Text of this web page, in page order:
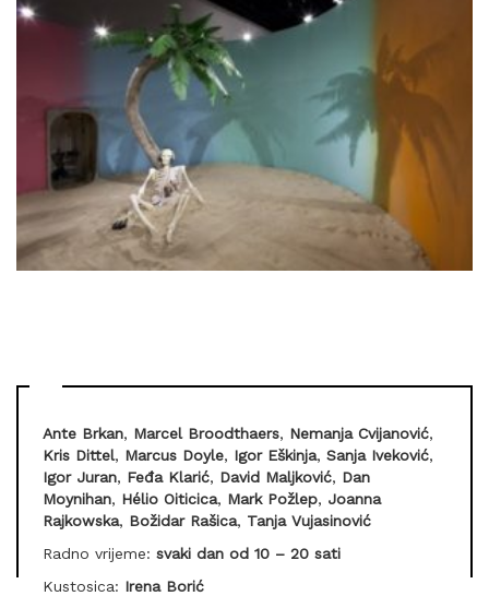
Ante Brkan, Marcel Broodthaers, Nemanja Cvijanović,
Kris Dittel, Marcus Doyle, Igor Eškinja, Sanja Iveković,
Igor Juran, Feđa Klarić, David Maljković, Dan
Moynihan, Hélio Oiticica, Mark Požlep, Joanna
Rajkowska, Božidar Rašica, Tanja Vujasinović
Radno vrijeme: svaki dan od 10 – 20 sati
Kustosica: Irena Borić